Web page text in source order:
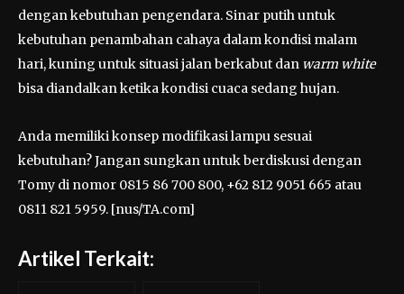
dengan kebutuhan pengendara. Sinar putih untuk
kebutuhan penambahan cahaya dalam kondisi malam
hari, kuning untuk situasi jalan berkabut dan warm white
bisa diandalkan ketika kondisi cuaca sedang hujan.
Anda memiliki konsep modifikasi lampu sesuai
kebutuhan? Jangan sungkan untuk berdiskusi dengan
Tomy di nomor 0815 86 700 800, +62 812 9051 665 atau
0811 821 5959. [nus/TA.com]
Artikel Terkait: